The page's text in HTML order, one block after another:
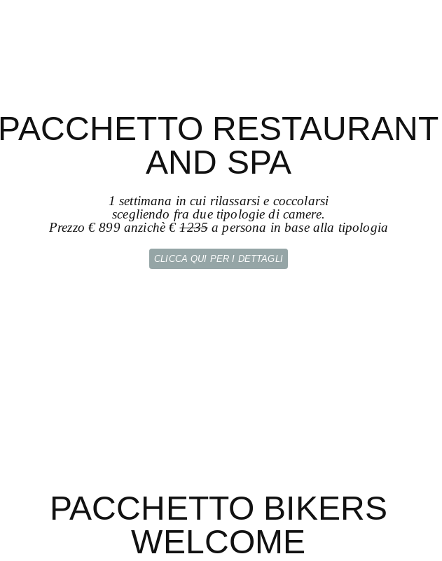
PACCHETTO RESTAURANT
AND SPA
1 settimana in cui rilassarsi e coccolarsi
scegliendo fra due tipologie di camere.
Prezzo € 899 anzichè €1235 a persona in base alla tipologia
CLICCA QUI PER I DETTAGLI
PACCHETTO BIKERS
WELCOME